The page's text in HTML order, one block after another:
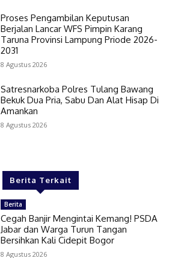
Proses Pengambilan Keputusan
Berjalan Lancar WFS Pimpin Karang
Taruna Provinsi Lampung Priode 2026-
2031
8 Agustus 2026
Satresnarkoba Polres Tulang Bawang
Bekuk Dua Pria, Sabu Dan Alat Hisap Di
Amankan
8 Agustus 2026
Berita Terkait
Berita
Cegah Banjir Mengintai Kemang! PSDA
Jabar dan Warga Turun Tangan
Bersihkan Kali Cidepit Bogor
8 Agustus 2026